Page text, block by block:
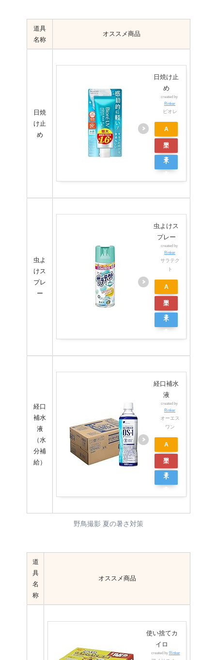
道具
名称
オススメ商品
日焼
け止
め
日焼け止
め
created by
Rinker
ビオレ
A
m
a
z
楽
天
Y
シ
ッ
ピ
ン
グ
虫よ
けス
プレ
ー
虫よけス
プレー
created by
Rinker
サラテク
ト
A
m
a
z
楽
天
Y
シ
ピ
ン
グ
経口
補水
液
（水
分補
給）
経口補水
液
created by
Rinker
オーエス
ワン
A
m
a
z
楽
天
Y
グ
野鳥撮影 夏の暑さ対策
道
具
名
称
オススメ商品
使い捨てカ
イロ
created by Rinker